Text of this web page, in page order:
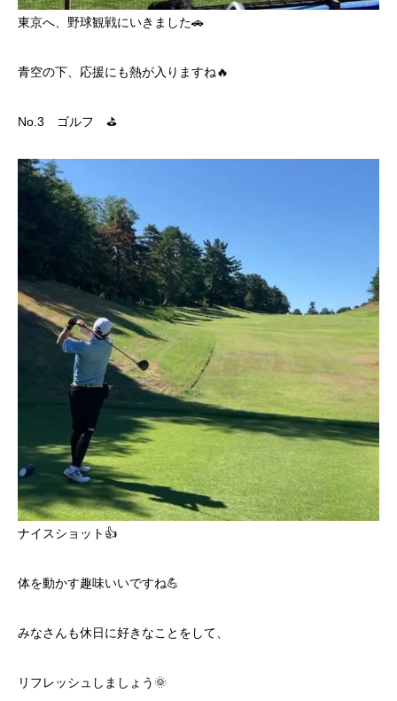
東京へ、野球観戦にいきました🚗
青空の下、応援にも熱が入りますね🔥
No.3 ゴルフ ⛳
ナイスショット👍
体を動かす趣味いいですね💪
みなさんも休日に好きなことをして、
リフレッシュしましょう🌞